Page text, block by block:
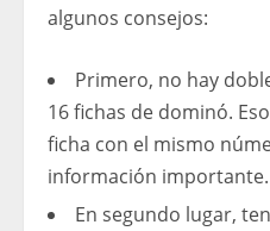
algunos consejos:
Primero, no hay
16 fichas de dominó.
ficha con el mismo
información importante.
En segundo lugar,